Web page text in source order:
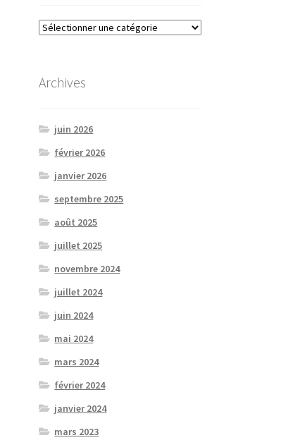
Catégories
Archives
juin 2026
février 2026
janvier 2026
septembre 2025
août 2025
juillet 2025
novembre 2024
juillet 2024
juin 2024
mai 2024
mars 2024
février 2024
janvier 2024
mars 2023